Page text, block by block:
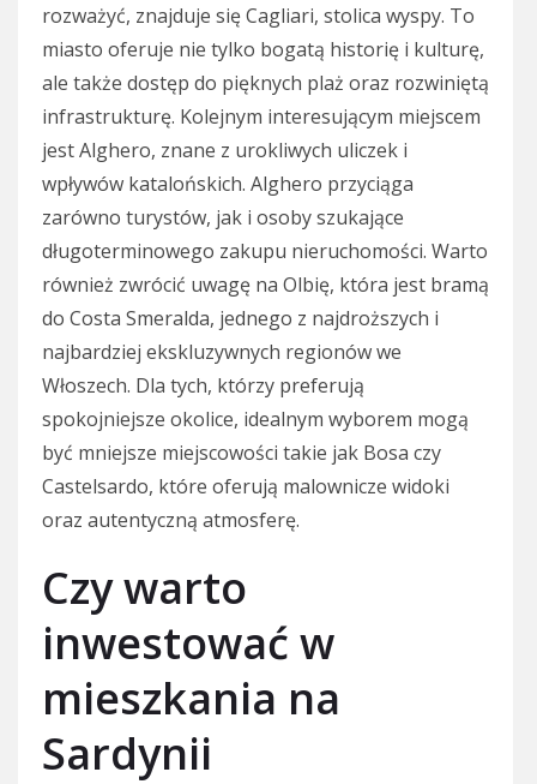
rozważyć, znajduje się Cagliari, stolica wyspy. To
miasto oferuje nie tylko bogatą historię i kulturę,
ale także dostęp do pięknych plaż oraz rozwiniętą
infrastrukturę. Kolejnym interesującym miejscem
jest Alghero, znane z urokliwych uliczek i
wpływów katalońskich. Alghero przyciąga
zarówno turystów, jak i osoby szukające
długoterminowego zakupu nieruchomości. Warto
również zwrócić uwagę na Olbię, która jest bramą
do Costa Smeralda, jednego z najdroższych i
najbardziej ekskluzywnych regionów we
Włoszech. Dla tych, którzy preferują
spokojniejsze okolice, idealnym wyborem mogą
być mniejsze miejscowości takie jak Bosa czy
Castelsardo, które oferują malownicze widoki
oraz autentyczną atmosferę.
Czy warto
inwestować w
mieszkania na
Sardynii